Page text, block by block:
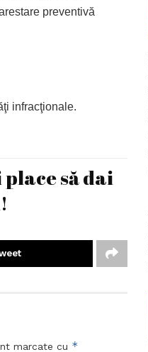
preventivă
infracţionale.
să dai
marcate cu *